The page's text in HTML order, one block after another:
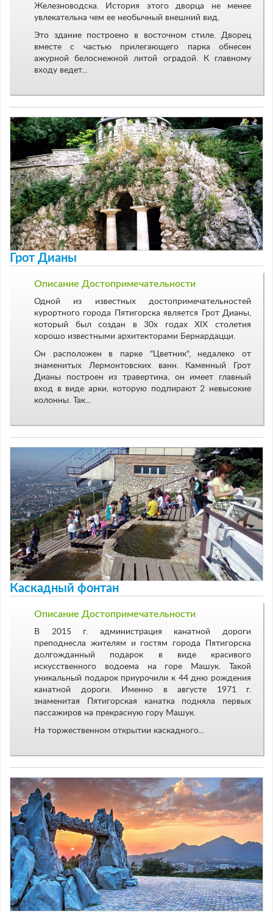
Железноводска. История этого дворца не менее
увлекательна чем ее необычный внешний вид.
Это здание построено в восточном стиле. Дворец
вместе с частью прилегающего парка обнесен
ажурной белоснежной литой оградой. К главному
входу ведет...
Грот Дианы
Описание Достопримечательности
Одной из известных достопримечательностей
курортного города Пятигорска является Грот Дианы,
который был создан в 30х годах XIX столетия
хорошо известными архитекторами Бернардацци.
Он расположен в парке "Цветник", недалеко от
знаменитых Лермонтовских ванн. Каменный Грот
Дианы построен из травертина, он имеет главный
вход в виде арки, которую подпирают 2 невысокие
колонны. Так...
Каскадный фонтан
Описание Достопримечательности
В 2015 г. администрация канатной дороги
преподнесла жителям и гостям города Пятигорска
долгожданный подарок в виде красивого
искусственного водоема на горе Машук. Такой
уникальный подарок приурочили к 44 дню рождения
канатной дороги. Именно в августе 1971 г.
знаменитая Пятигорская канатка подняла первых
пассажиров на прекрасную гору Машук.
На торжественном открытии каскадного...